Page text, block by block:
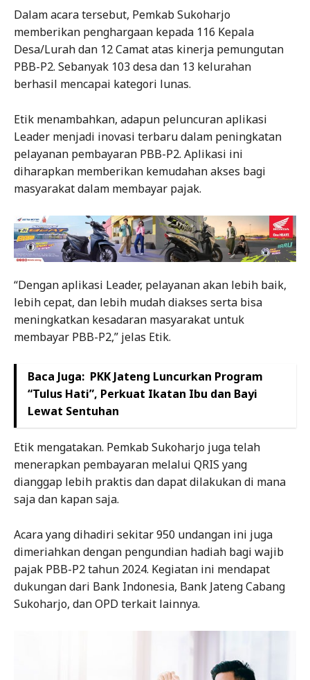
Dalam acara tersebut, Pemkab Sukoharjo
memberikan penghargaan kepada 116 Kepala
Desa/Lurah dan 12 Camat atas kinerja pemungutan
PBB-P2. Sebanyak 103 desa dan 13 kelurahan
berhasil mencapai kategori lunas.
Etik menambahkan, adapun peluncuran aplikasi
Leader menjadi inovasi terbaru dalam peningkatan
pelayanan pembayaran PBB-P2. Aplikasi ini
diharapkan memberikan kemudahan akses bagi
masyarakat dalam membayar pajak.
“Dengan aplikasi Leader, pelayanan akan lebih baik,
lebih cepat, dan lebih mudah diakses serta bisa
meningkatkan kesadaran masyarakat untuk
membayar PBB-P2,” jelas Etik.
Baca Juga: PKK Jateng Luncurkan Program
“Tulus Hati”, Perkuat Ikatan Ibu dan Bayi
Lewat Sentuhan
Etik mengatakan. Pemkab Sukoharjo juga telah
menerapkan pembayaran melalui QRIS yang
dianggap lebih praktis dan dapat dilakukan di mana
saja dan kapan saja.
Acara yang dihadiri sekitar 950 undangan ini juga
dimeriahkan dengan pengundian hadiah bagi wajib
pajak PBB-P2 tahun 2024. Kegiatan ini mendapat
dukungan dari Bank Indonesia, Bank Jateng Cabang
Sukoharjo, dan OPD terkait lainnya.